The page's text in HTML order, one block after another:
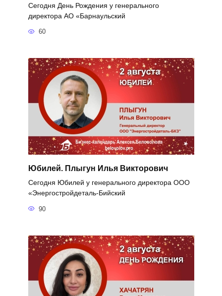
Сегодня День Рождения у генерального
директора АО «Барнаульский
60
Юбилей. Плыгун Илья Викторович
Сегодня Юбилей у генерального директора ООО
«Энергостройдеталь-Бийский
90